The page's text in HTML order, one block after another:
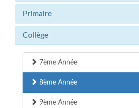
Primaire
Collège
7ème Année
8ème Année
9ème Année